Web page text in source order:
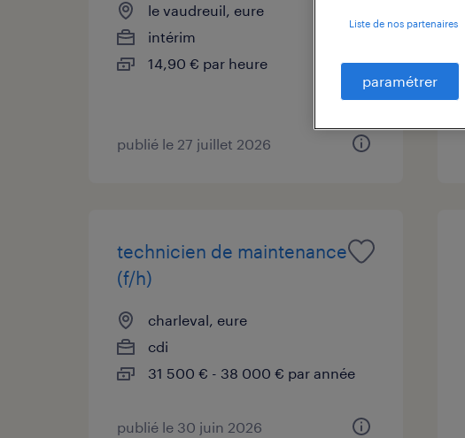
le vaudreuil, eure
intérim
14,90 € par heure
publié le 27 juillet 2026
technicien de maintenance
(f/h)
charleval, eure
cdi
31 500 € - 38 000 € par année
publié le 30 juin 2026
Liste de nos partenaires
paramétrer